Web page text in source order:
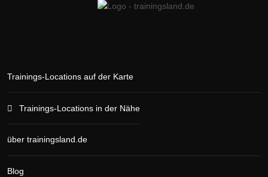
Trainings-Locations auf der Karte
Trainings-Locations in der Nähe
über trainingsland.de
Blog